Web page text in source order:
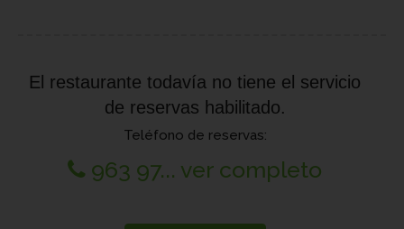
El restaurante todavía no tiene el servicio
de reservas habilitado.
Teléfono de reservas:
963 97... ver completo